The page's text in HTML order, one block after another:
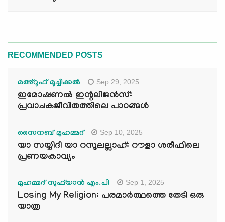
RECOMMENDED POSTS
മഅ്റൂഫ് മൂച്ചിക്കല്‍ Sep 29, 2025
ഇമോഷണൽ ഇന്റലിജൻസ്:
പ്രവാചകജീവിതത്തിലെ പാഠങ്ങൾ
സൈനബ് മുഹമ്മദ് Sep 10, 2025
യാ സയ്യിദീ യാ റസൂലല്ലാഹ്: റൗളാ ശരീഫിലെ
പ്രണയകാവ്യം
മുഹമ്മദ് സുഫ്‌യാൻ എം.പി Sep 1, 2025
Losing My Religion: പരമാർത്ഥത്തെ തേടി ഒരു
യാത്ര